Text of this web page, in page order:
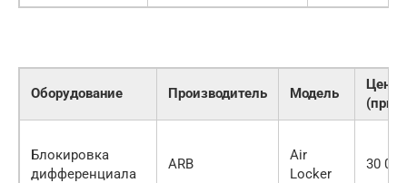
Оборудование Производитель Модель
Цена
Блокировка
дифференциала
ARB
Air
Locker
30